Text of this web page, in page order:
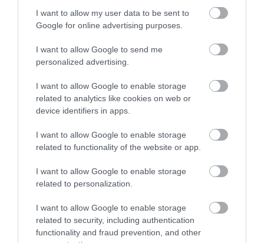
I want to allow my user data to be sent to
Google for online advertising purposes.
I want to allow Google to send me
personalized advertising.
I want to allow Google to enable storage
related to analytics like cookies on web or
device identifiers in apps.
I want to allow Google to enable storage
related to functionality of the website or app.
I want to allow Google to enable storage
related to personalization.
I want to allow Google to enable storage
related to security, including authentication
functionality and fraud prevention, and other
Olvasd el ezt is!
Az ókori Római Birodalom
csökkent az emberek IQ-ja
Lenyűgöző ókori csillagvizsgálót tártak
4000 éves recept alapján főzték meg a
világ legrégebbi sörét
Nyitókép:Illusztráció/ Denis–S/Shutterstock
MATEMATIKA BABILON ÓKOR
2026. JÚLIUS 12. ● KULTÚRA
Vérsas: a viking kivégzés, amelynél